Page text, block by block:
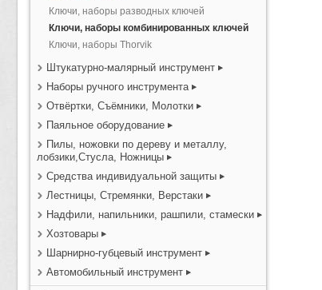
Ключи, наборы разводных ключей
Ключи, наборы комбинированных ключей
Ключи, наборы Thorvik
Штукатурно-малярный инструмент
Наборы ручного инструмента
Отвёртки, Съёмники, Молотки
Паяльное оборудование
Пилы, ножовки по дереву и металлу,
лобзики,Стусла, Ножницы
Средства индивидуальной защиты
Лестницы, Стремянки, Верстаки
Надфили, напильники, рашпили, стамески
Хозтовары
Шарнирно-губцевый инструмент
Автомобильный инструмент